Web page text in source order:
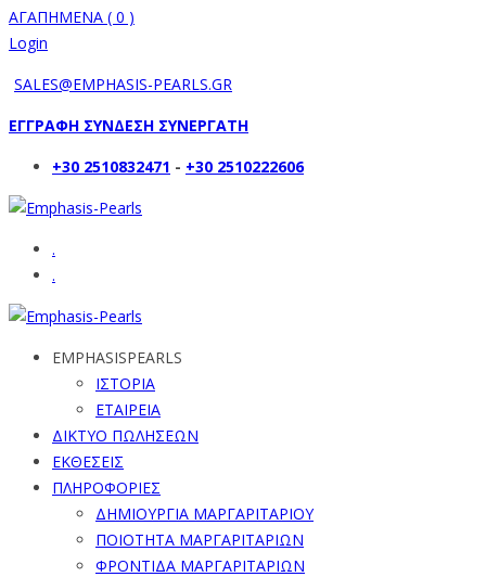
ΑΓΑΠΗΜΕΝΑ ( 0 )
Login
SALES@EMPHASIS-PEARLS.GR
ΕΓΓΡΑΦΗ ΣΥΝΔΕΣΗ ΣΥΝΕΡΓΑΤΗ
+30 2510832471 - +30 2510222606
.
.
EMPHASISPEARLS
ΙΣΤΟΡΙΑ
ΕΤΑΙΡΕΙΑ
ΔΙΚΤΥΟ ΠΩΛΗΣΕΩΝ
ΕΚΘΕΣΕΙΣ
ΠΛΗΡΟΦΟΡΙΕΣ
ΔΗΜΙΟΥΡΓΙΑ ΜΑΡΓΑΡΙΤΑΡΙΟΥ
ΠΟΙΟΤΗΤΑ ΜΑΡΓΑΡΙΤΑΡΙΩΝ
ΦΡΟΝΤΙΔΑ ΜΑΡΓΑΡΙΤΑΡΙΩΝ